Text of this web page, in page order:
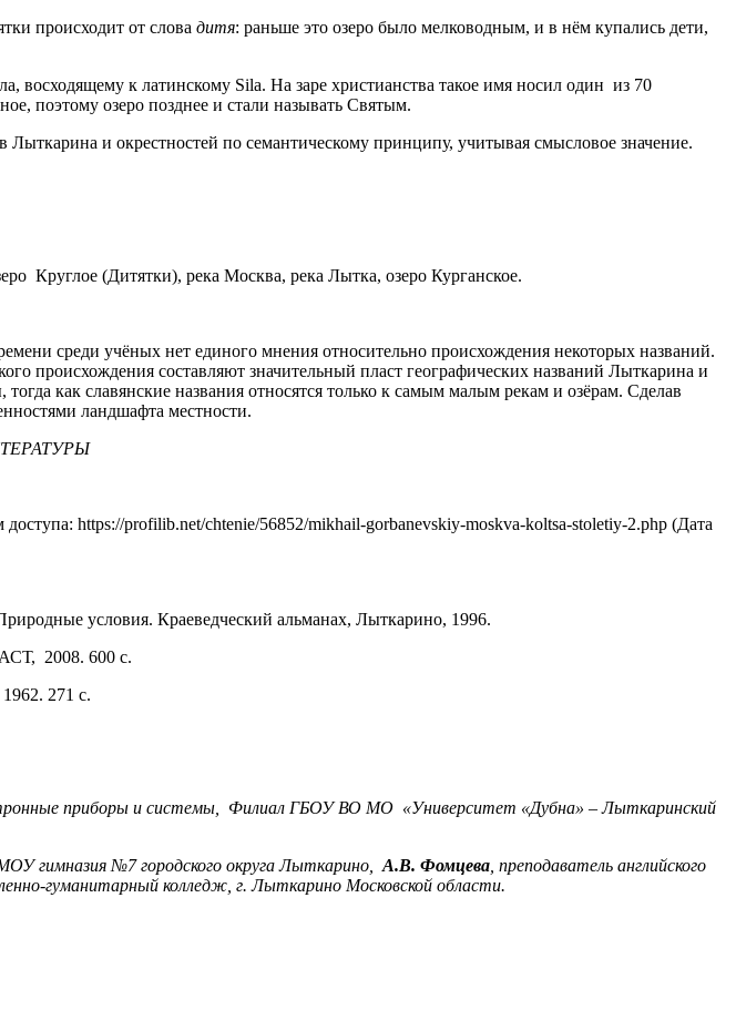
происходит от слова дитя: раньше это озеро было мелководным, и в нём купались дети,
к латинскому Sila. На заре христианства такое имя носил один из 70
поэтому озеро позднее и стали называть Святым.
и окрестностей по семантическому принципу, учитывая смысловое значение.
Круглое (Дитятки), река Москва, река Лытка, озеро Курганское.
среди учёных нет единого мнения относительно происхождения некоторых названий.
происхождения составляют значительный пласт географических названий Лыткарина и
как славянские названия относятся только к самым малым рекам и озёрам. Сделав
ландшафта местности.
https://profilib.net/chtenie/56852/mikhail-gorbanevskiy-moskva-koltsa-stoletiy-2.php (Дата
условия. Краеведческий альманах, Лыткарино, 1996.
2008. 600 с.
271 с.
приборы и системы, Филиал ГБОУ ВО МО «Университет «Дубна» – Лыткаринский
гимназия №7 городского округа Лыткарино, А.В. Фомцева , преподаватель английского
гуманитарный колледж, г. Лыткарино Московской области.